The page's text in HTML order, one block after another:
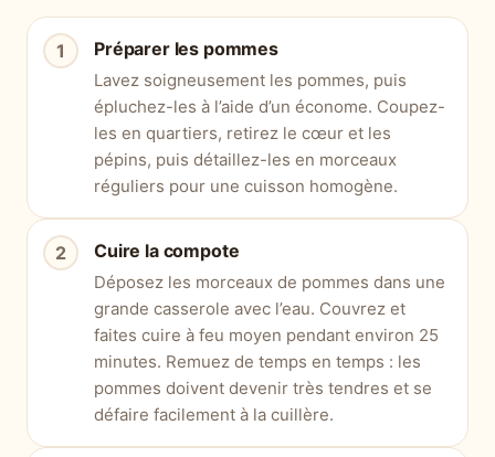
Préparer les pommes
Lavez soigneusement les pommes, puis
épluchez-les à l’aide d’un économe. Coupez-
les en quartiers, retirez le cœur et les
pépins, puis détaillez-les en morceaux
réguliers pour une cuisson homogène.
Cuire la compote
Déposez les morceaux de pommes dans une
grande casserole avec l’eau. Couvrez et
faites cuire à feu moyen pendant environ 25
minutes. Remuez de temps en temps : les
pommes doivent devenir très tendres et se
défaire facilement à la cuillère.